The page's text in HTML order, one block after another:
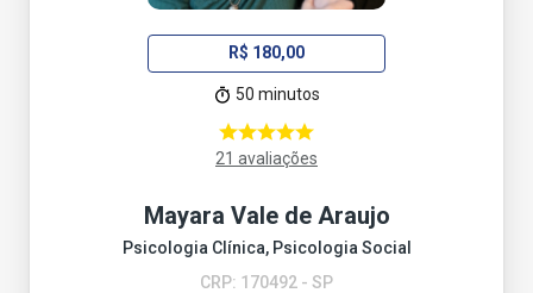
R$ 180,00
50 minutos
21 avaliações
Mayara Vale de Araujo
Psicologia Clínica, Psicologia Social
CRP: 170492 - SP